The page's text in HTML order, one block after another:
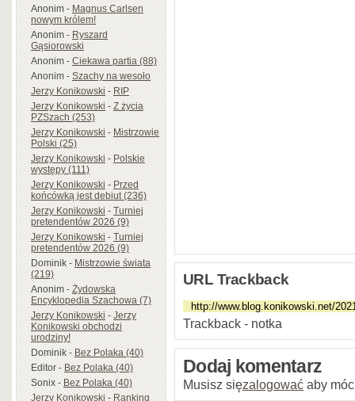
Anonim-Magnus Carlsen
nowym królem!
Anonim-Ryszard
Gąsiorowski
Anonim-Ciekawa partia (88)
Anonim-Szachy na wesoło
Jerzy Konikowski-RIP
Jerzy Konikowski-Z życia
PZSzach (253)
Jerzy Konikowski-Mistrzowie
Polski (25)
Jerzy Konikowski-Polskie
występy (111)
Jerzy Konikowski-Przed
końcówką jest debiut (236)
Jerzy Konikowski-Turniej
pretendentów 2026 (9)
Jerzy Konikowski-Turniej
pretendentów 2026 (9)
Dominik-Mistrzowie świata
(219)
Anonim-Żydowska
Encyklopedia Szachowa (7)
Jerzy Konikowski-Jerzy
Konikowski obchodzi
urodziny!
Dominik-Bez Polaka (40)
Editor-Bez Polaka (40)
Sonix-Bez Polaka (40)
Jerzy Konikowski-Ranking
URL Trackback
Trackback - notka
Dodaj komentarz
Musisz sięzalogować aby